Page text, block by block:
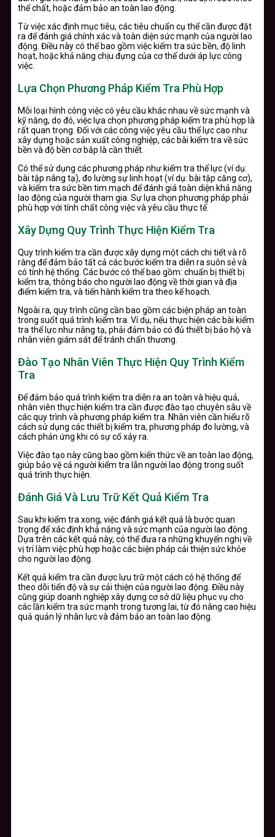
thể chất, hoặc đảm bảo an toàn lao động.
Từ việc xác định mục tiêu, các tiêu chuẩn cụ thể cần được đặt
ra để đánh giá chính xác và toàn diện sức mạnh của người lao
động. Điều này có thể bao gồm việc kiểm tra sức bền, độ linh
hoạt, hoặc khả năng chịu đựng của cơ thể dưới áp lực công
việc.
Lựa Chọn Phương Pháp Kiểm Tra Phù Hợp
Mỗi loại hình công việc có yêu cầu khác nhau về sức mạnh và
kỹ năng, do đó, việc lựa chọn phương pháp kiểm tra phù hợp là
rất quan trọng. Đối với các công việc yêu cầu thể lực cao như
xây dựng hoặc sản xuất công nghiệp, các bài kiểm tra về sức
bền và độ bền cơ bắp là cần thiết.
Có thể sử dụng các phương pháp như kiểm tra thể lực (ví dụ:
bài tập nâng tạ), đo lường sự linh hoạt (ví dụ: bài tập căng cơ),
và kiểm tra sức bền tim mạch để đánh giá toàn diện khả năng
lao động của người tham gia. Sự lựa chọn phương pháp phải
phù hợp với tính chất công việc và yêu cầu thực tế.
Xây Dựng Quy Trình Thực Hiện Kiểm Tra
Quy trình kiểm tra cần được xây dựng một cách chi tiết và rõ
ràng để đảm bảo tất cả các bước kiểm tra diễn ra suôn sẻ và
có tính hệ thống. Các bước có thể bao gồm: chuẩn bị thiết bị
kiểm tra, thông báo cho người lao động về thời gian và địa
điểm kiểm tra, và tiến hành kiểm tra theo kế hoạch.
Ngoài ra, quy trình cũng cần bao gồm các biện pháp an toàn
trong suốt quá trình kiểm tra. Ví dụ, nếu thực hiện các bài kiểm
tra thể lực như nâng tạ, phải đảm bảo có đủ thiết bị bảo hộ và
nhân viên giám sát để tránh chấn thương.
Đào Tạo Nhân Viên Thực Hiện Quy Trình Kiểm
Tra
Để đảm bảo quá trình kiểm tra diễn ra an toàn và hiệu quả,
nhân viên thực hiện kiểm tra cần được đào tạo chuyên sâu về
các quy trình và phương pháp kiểm tra. Nhân viên cần hiểu rõ
cách sử dụng các thiết bị kiểm tra, phương pháp đo lường, và
cách phản ứng khi có sự cố xảy ra.
Việc đào tạo này cũng bao gồm kiến thức về an toàn lao động,
giúp bảo vệ cả người kiểm tra lẫn người lao động trong suốt
quá trình thực hiện.
Đánh Giá Và Lưu Trữ Kết Quả Kiểm Tra
Sau khi kiểm tra xong, việc đánh giá kết quả là bước quan
trọng để xác định khả năng và sức mạnh của người lao động.
Dựa trên các kết quả này, có thể đưa ra những khuyến nghị về
vị trí làm việc phù hợp hoặc các biện pháp cải thiện sức khỏe
cho người lao động.
Kết quả kiểm tra cần được lưu trữ một cách có hệ thống để
theo dõi tiến độ và sự cải thiện của người lao động. Điều này
cũng giúp doanh nghiệp xây dựng cơ sở dữ liệu phục vụ cho
các lần kiểm tra sức mạnh trong tương lai, từ đó nâng cao hiệu
quả quản lý nhân lực và đảm bảo an toàn lao động.